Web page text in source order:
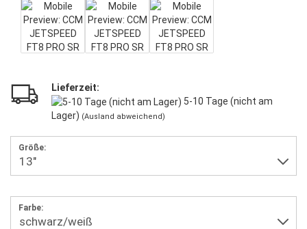
Lieferzeit:
5-10 Tage (nicht am
Lager) (Ausland abweichend)
Größe:
Farbe: